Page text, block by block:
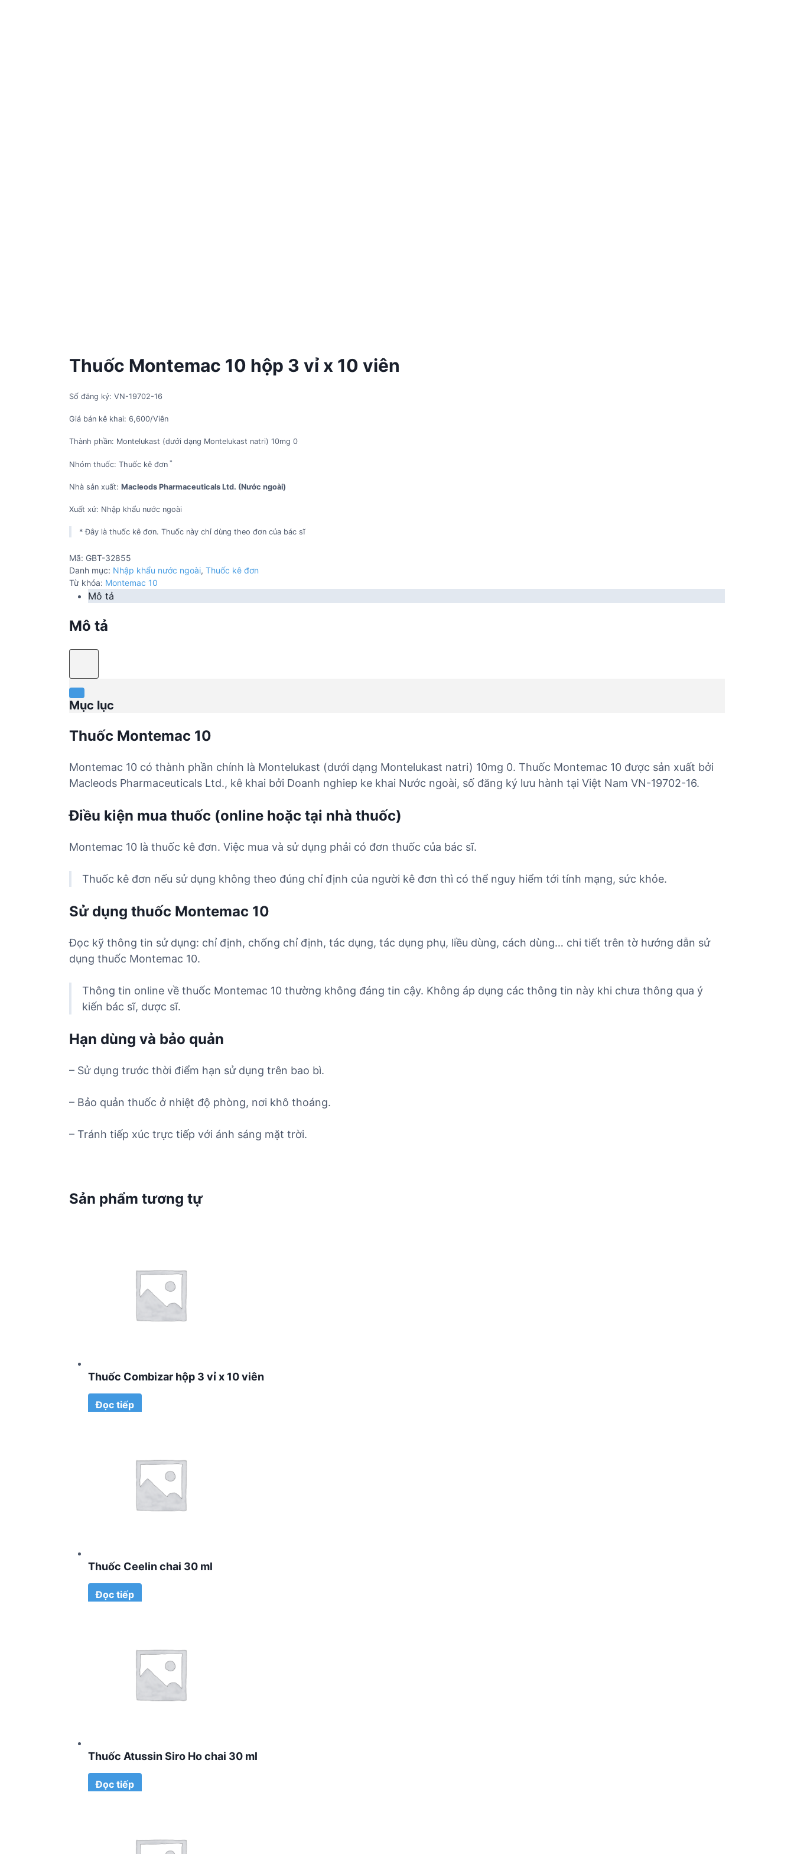
Thuốc Montemac 10 hộp 3 vỉ x 10 viên
Số đăng ký: VN-19702-16
Giá bán kê khai: 6,600/Viên
Thành phần: Montelukast (dưới dạng Montelukast natri) 10mg 0
Nhóm thuốc: Thuốc kê đơn *
Nhà sản xuất: Macleods Pharmaceuticals Ltd. (Nước ngoài)
Xuất xứ: Nhập khẩu nước ngoài
* Đây là thuốc kê đơn. Thuốc này chỉ dùng theo đơn của bác sĩ
Mã: GBT-32855
Danh mục: Nhập khẩu nước ngoài, Thuốc kê đơn
Từ khóa: Montemac 10
Mô tả
Mô tả
Mục lục
Thuốc Montemac 10
Montemac 10 có thành phần chính là Montelukast (dưới dạng Montelukast natri) 10mg 0. Thuốc Montemac 10 được sản xuất bởi
Macleods Pharmaceuticals Ltd., kê khai bởi Doanh nghiep ke khai Nước ngoài, số đăng ký lưu hành tại Việt Nam VN-19702-16.
Điều kiện mua thuốc (online hoặc tại nhà thuốc)
Montemac 10 là thuốc kê đơn. Việc mua và sử dụng phải có đơn thuốc của bác sĩ.
Thuốc kê đơn nếu sử dụng không theo đúng chỉ định của người kê đơn thì có thể nguy hiểm tới tính mạng, sức khỏe.
Sử dụng thuốc Montemac 10
Đọc kỹ thông tin sử dụng: chỉ định, chống chỉ định, tác dụng, tác dụng phụ, liều dùng, cách dùng… chi tiết trên tờ hướng dẫn sử
dụng thuốc Montemac 10.
Thông tin online về thuốc Montemac 10 thường không đáng tin cậy. Không áp dụng các thông tin này khi chưa thông qua ý
kiến bác sĩ, dược sĩ.
Hạn dùng và bảo quản
– Sử dụng trước thời điểm hạn sử dụng trên bao bì.
– Bảo quản thuốc ở nhiệt độ phòng, nơi khô thoáng.
– Tránh tiếp xúc trực tiếp với ánh sáng mặt trời.
Sản phẩm tương tự
Thuốc Combizar hộp 3 vỉ x 10 viên
Đọc tiếp
Thuốc Ceelin chai 30 ml
Đọc tiếp
Thuốc Atussin Siro Ho chai 30 ml
Đọc tiếp